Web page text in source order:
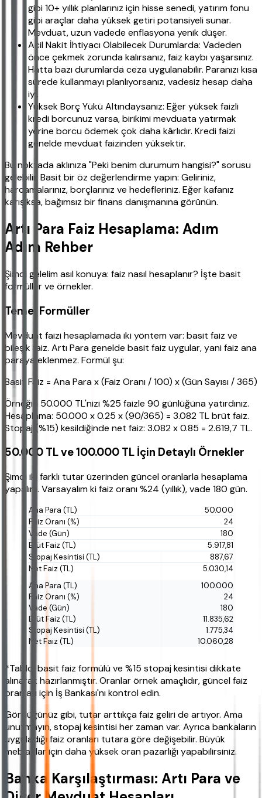
gibi 10+ yıllık planlarınız için hisse senedi, yatırım fonu
gibi araçlar daha yüksek getiri potansiyeli sunar.
Mevduat, uzun vadede enflasyona yenik düşer.
Acil Nakit İhtiyacı Olabilecek Durumlarda: Vadeden
önce çekmek zorunda kalırsanız, faiz kaybı yaşarsınız.
Hatta bazı durumlarda ceza uygulanabilir. Paranızı kısa
sürede kullanmayı planlıyorsanız, vadesiz hesap daha
iyi.
Yüksek Borç Yükü Altındaysanız: Eğer yüksek faizli
kredi borcunuz varsa, birikimi mevduata yatırmak
yerine borcu ödemek çok daha kârlıdır. Kredi faizi
genelde mevduat faizinden yüksektir.
Bu noktada aklınıza "Peki benim durumum hangisi?" sorusu
gelebilir. Basit bir öz değerlendirme yapın: Geliriniz,
harcamalarınız, borçlarınız ve hedefleriniz. Eğer kafanız
karışıksa, bağımsız bir finans danışmanına görünün.
Artı Para Faiz Hesaplama: Adım
Adım Rehber
Şimdi gelelim asıl konuya: faiz nasıl hesaplanır? İşte basit
formüller ve örnekler.
Temel Formüller
Mevduat faizi hesaplamada iki yöntem var: basit faiz ve
bileşik faiz. Artı Para genelde basit faiz uygular, yani faiz ana
paraya eklenmez. Formül şu:
Basit Faiz = Ana Para x (Faiz Oranı / 100) x (Gün Sayısı / 365)
Örneğin 50.000 TL'nizi %25 faizle 90 günlüğüna yatırdınız.
Hesaplama: 50.000 x 0.25 x (90/365) = 3.082 TL brüt faiz.
Stopaj (%15) kesildiğinde net faiz: 3.082 x 0.85 = 2.619,7 TL.
50.000 TL ve 100.000 TL İçin Detaylı Örnekler
Şimdi iki farklı tutar üzerinden güncel oranlarla hesaplama
yapalım. Varsayalım ki faiz oranı %24 (yıllık), vade 180 gün.
50.000
24
180
5.917,81
887,67
5.030,14
100.000
24
180
11.835,62
1.775,34
10.060,28
*Tablo, basit faiz formülü ve %15 stopaj kesintisi dikkate
alınarak hazırlanmıştır. Oranlar örnek amaçlıdır, güncel faiz
oranları için İş Bankası'nı kontrol edin.
Gördüğünüz gibi, tutar arttıkça faiz geliri de artıyor. Ama
unutmayın, stopaj kesintisi her zaman var. Ayrıca bankaların
uyguladığı faiz oranları tutara göre değişebilir. Büyük
meblağlar için daha yüksek oran pazarlığı yapabilirsiniz.
Banka Karşılaştırması: Artı Para ve